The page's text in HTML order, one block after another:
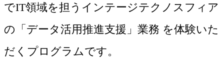
でIT領域を担うインテージテクノスフィア
の「データ活用推進支援」業務 を体験いた
だくプログラムです。